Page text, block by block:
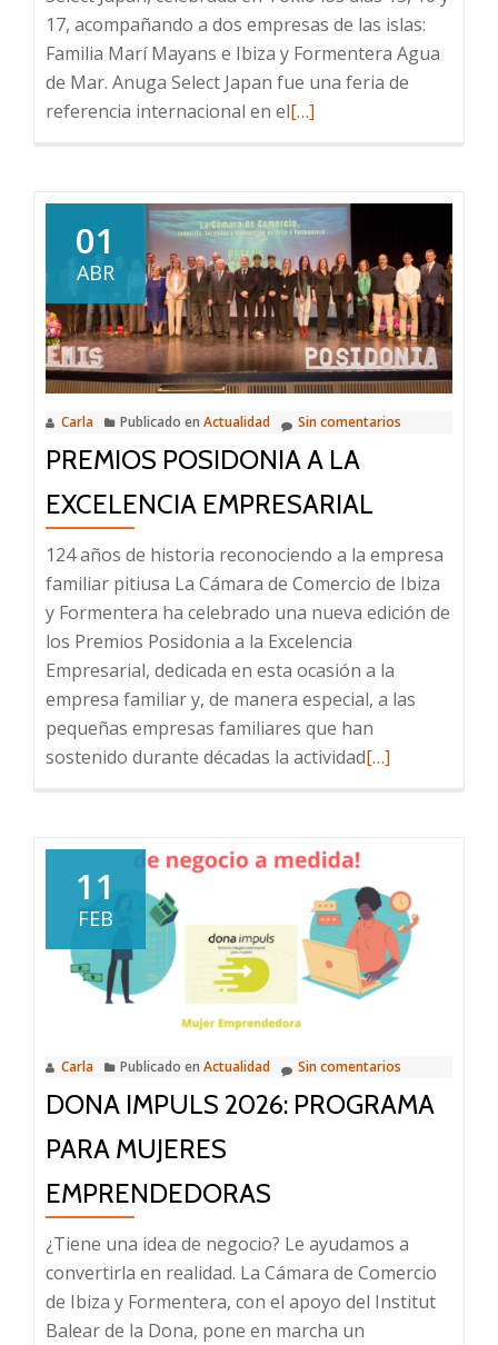
con
Corazón
por
el
la
Madre”
17, acompañando a dos empresas de las islas:
Familia Marí Mayans e Ibiza y Formentera Agua
de Mar. Anuga Select Japan fue una feria de
referencia internacional en elLeer
industria
local
cruza
fronteras
y
llega
a
Tokio!
[…]
01
ABR
Carla Publicado en Actualidad Sin comentarios
PREMIOS POSIDONIA A LA
EXCELENCIA EMPRESARIAL
124 años de historia reconociendo a la empresa
familiar pitiusa La Cámara de Comercio de Ibiza
y Formentera ha celebrado una nueva edición de
los Premios Posidonia a la Excelencia
Empresarial, dedicada en esta ocasión a la
empresa familiar y, de manera especial, a las
pequeñas empresas familiares que han
sostenido durante décadas la actividadLeer
a
la
Excelencia
Empresarial
[…]
11
FEB
Carla Publicado en Actualidad Sin comentarios
DONA IMPULS 2026: PROGRAMA
PARA MUJERES
EMPRENDEDORAS
¿Tiene una idea de negocio? Le ayudamos a
convertirla en realidad. La Cámara de Comercio
de Ibiza y Formentera, con el apoyo del Institut
Balear de la Dona, pone en marcha un